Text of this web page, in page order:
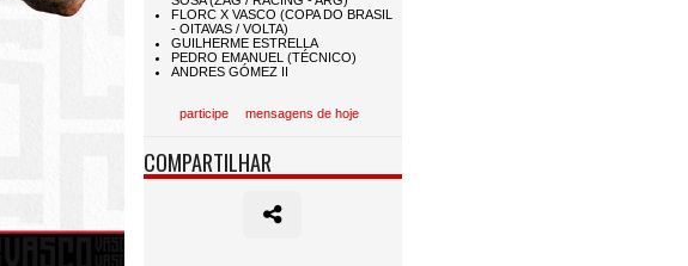
participe mensagens de hoje
COMPARTILHAR